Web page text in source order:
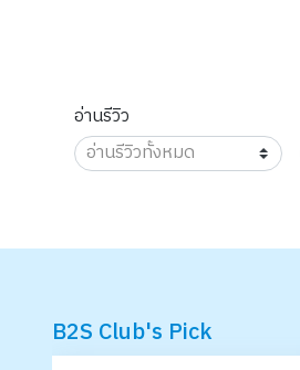
อ่านรีวิว
B2S Club's Pick